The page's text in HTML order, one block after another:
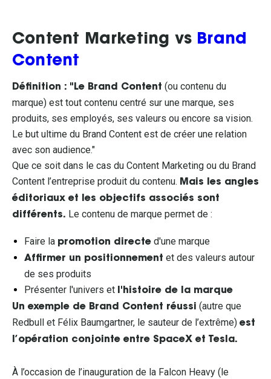
Content Marketing vs Brand
Content
Définition : "Le Brand Content (ou contenu du
marque) est tout contenu centré sur une marque, ses
produits, ses employés, ses valeurs ou encore sa vision.
Le but ultime du Brand Content est de créer une relation
avec son audience."
Que ce soit dans le cas du Content Marketing ou du Brand
Content l’entreprise produit du contenu. Mais les angles
éditoriaux et les objectifs associés sont
différents. Le contenu de marque permet de :
Faire la promotion directe d'une marque
Affirmer un positionnement et des valeurs autour
de ses produits
Présenter l'univers et
l'histoire de la marque
Un exemple de Brand Content réussi (autre que
Redbull et Félix Baumgartner, le sauteur de l’extrême) est
l’opération conjointe entre SpaceX et Tesla.
À l’occasion de l’inauguration de la Falcon Heavy (le